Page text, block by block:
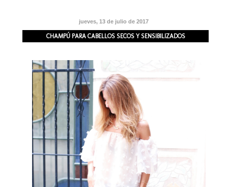
jueves, 13 de julio de 2017
CHAMPÚ PARA CABELLOS SECOS Y SENSIBILIZADOS